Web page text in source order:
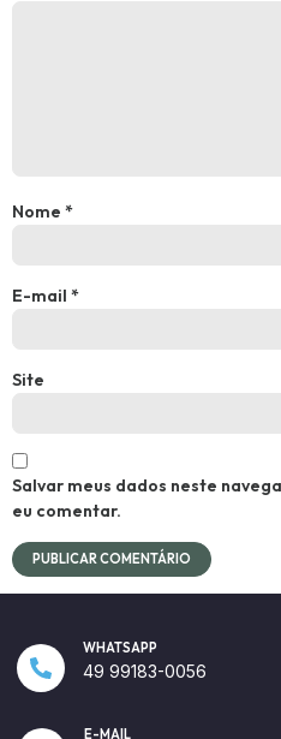
Nome *
E-mail *
Site
Salvar meus dados neste
eu comentar.
WHATSAPP
49 99183-0056
E-MAIL